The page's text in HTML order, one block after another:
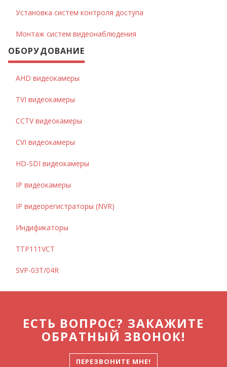
Установка систем контроля доступа
Монтаж систем видеонаблюдения
ОБОРУДОВАНИЕ
AHD видеокамеры
TVI видеокамеры
CCTV видеокамеры
CVI видеокамеры
HD-SDI видеокамеры
IP видеокамеры
IP видеорегистраторы (NVR)
Индификаторы
TTP111VCT
SVP-03T/04R
ЕСТЬ ВОПРОС? ЗАКАЖИТЕ
ОБРАТНЫЙ ЗВОНОК!
ПЕРЕЗВОНИТЕ МНЕ!